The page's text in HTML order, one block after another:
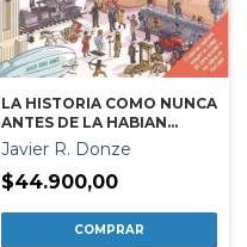
LA HISTORIA COMO NUNCA
ANTES DE LA HABIAN
CONTADO
Javier R. Donze
$44.900,00